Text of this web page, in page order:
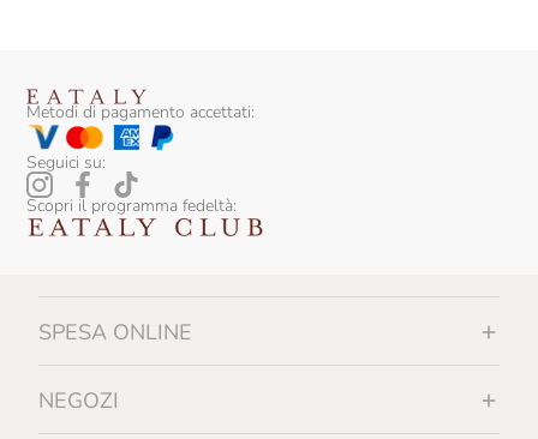
Metodi di pagamento accettati:
Seguici su:
Scopri il programma fedeltà:
SPESA ONLINE
NEGOZI